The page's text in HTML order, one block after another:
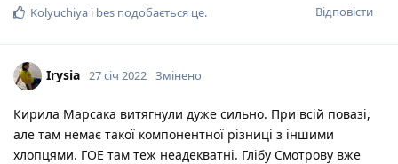
Відповісти
Kolyuchiya і bes подобається це.
Irysia 27 січ 2022 Змінено
Кирила Марсака витягнули дуже сильно. При всій повазі,
але там немає такої компонентної різниці з іншими
хлопцями. ГОЕ там теж неадекватні. Глібу Смотрову вже